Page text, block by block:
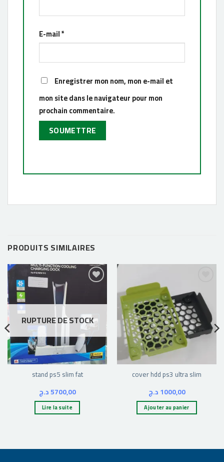
E-mail*
Enregistrer mon nom, mon e-mail et
mon site dans le navigateur pour mon
prochain commentaire.
PRODUITS SIMILAIRES
d’envies
RUPTURE DE STOCK
stand ps5 slim fat
5700,00د.ج
Lire la suite
Ajouter
à la liste
d’envies
cover hdd ps3 ultra slim
1000,00د.ج
Ajouter au panier